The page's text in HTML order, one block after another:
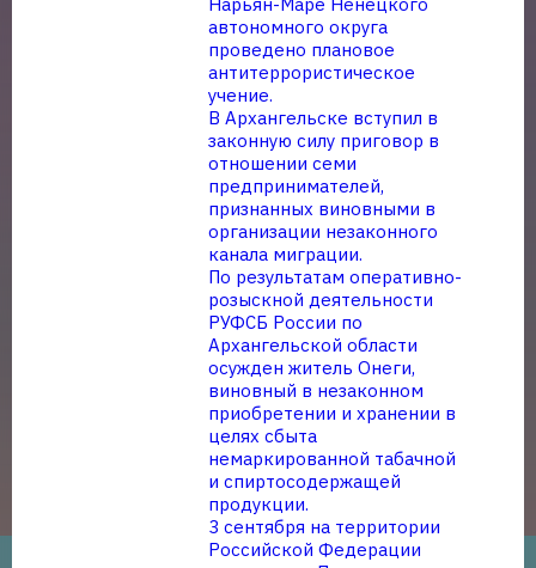
автономного округа
проведено плановое
антитеррористическое
учение.
В Архангельске вступил в
законную силу приговор в
отношении семи
предпринимателей,
признанных виновными в
организации незаконного
канала миграции.
По результатам оперативно-
розыскной деятельности
РУФСБ России по
Архангельской области
осужден житель Онеги,
виновный в незаконном
приобретении и хранении в
целях сбыта
немаркированной табачной
и спиртосодержащей
продукции.
3 сентября на территории
Российской Федерации